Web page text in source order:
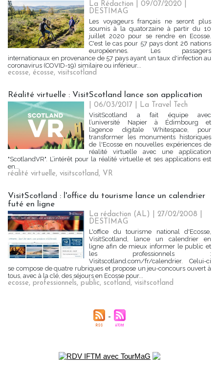
La Rédaction | 09/07/2020
DESTIMAG
Les voyageurs français ne seront plus
soumis à la quatorzaine à partir du 10
juillet 2020 pour se rendre en Ecosse.
C'est le cas pour 57 pays dont 26 nations
européennes. Les passagers
internationaux en provenance de 57 pays ayant un taux d'infection au
coronavirus (COVID-19) similaire ou inférieur...
ecosse, écosse, visitscotland
Réalité virtuelle : VisitScotland lance son application
| 06/03/2017
La Travel Tech
VisitScotland a fait équipe avec
l’université Napier à Édimbourg et
l’agence digitale Whitespace, pour
transformer les monuments historiques
de l'Ecosse en nouvelles expériences de
réalité virtuelle avec une application
"ScotlandVR". L’intérêt pour la réalité virtuelle et ses applications est
en...
réalité virtuelle, visitscotland, VR
VisitScotland : l'office du tourisme lance un calendrier
futé en ligne
La rédaction (AL) | 27/02/2008
DESTIMAG
L'office du tourisme national d'Ecosse,
VisitScotland, lance un calendrier en
ligne afin de mieux informer le public et
les professionnels :
Visitscotland.com/fr/calendrier. Celui-ci
se compose de quatre rubriques et propose un jeu-concours ouvert à
tous, avec à la clé, des séjours en Ecosse pour...
ecosse, professionnels, public, scotland, visitscotland